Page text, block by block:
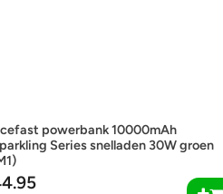
powerbank 10000mAh
Series snelladen 30W groen